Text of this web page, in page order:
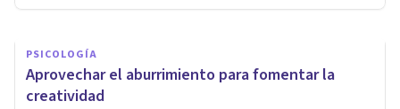
PSICOLOGÍA
Aprovechar el aburrimiento para fomentar la
creatividad